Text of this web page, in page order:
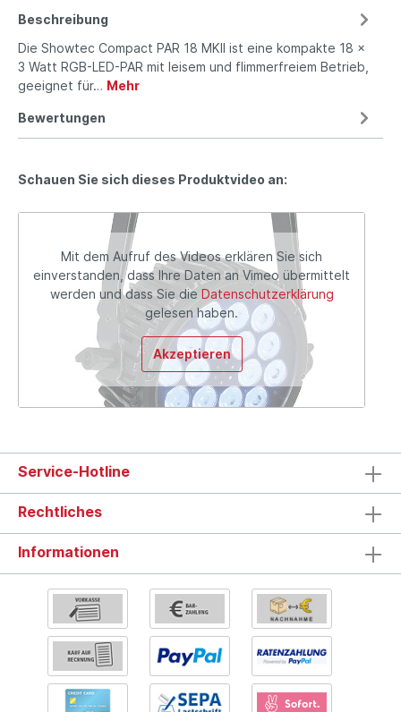
Beschreibung
Die Showtec Compact PAR 18 MKII ist eine kompakte 18 x
3 Watt RGB-LED-PAR mit leisem und flimmerfreiem Betrieb,
geeignet für… Mehr
Bewertungen
Schauen Sie sich dieses Produktvideo an:
Mit dem Aufruf des Videos erklären Sie sich
einverstanden, dass Ihre Daten an Vimeo übermittelt
werden und dass Sie die Datenschutzerklärung
gelesen haben.
Akzeptieren
Service-Hotline
Rechtliches
Informationen